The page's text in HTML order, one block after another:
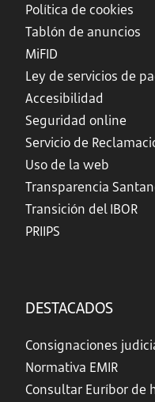
Política de cookies
Tablón de anuncios
MiFID
Ley de servicios de
Accesibilidad
Seguridad online
Servicio de
Uso de la web
Transparencia
Transición del IBOR
PRIIPS
DESTACADOS
Consignaciones
Normativa EMIR
Consultar Euríbor de